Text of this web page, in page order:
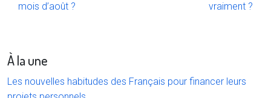
mois d’août ?
vraiment ?
À la une
Les nouvelles habitudes des Français pour financer leurs